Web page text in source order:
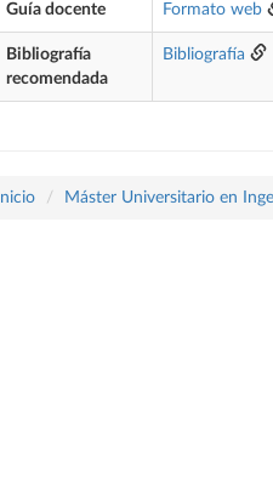
Guía docente Formato web
Bibliografía
recomendada
Bibliografía
Inicio Máster Universitario en